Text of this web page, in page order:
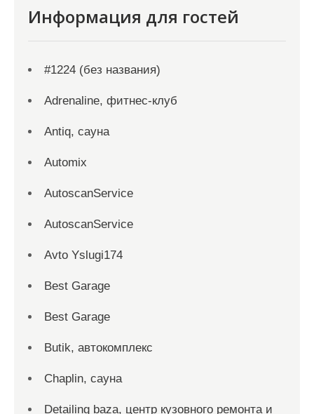
Информация для гостей
#1224 (без названия)
Adrenaline, фитнес-клуб
Antiq, сауна
Automix
AutoscanService
AutoscanService
Avto Yslugi174
Best Garage
Best Garage
Butik, автокомплекс
Chaplin, сауна
Detailing baza, центр кузовного ремонта и